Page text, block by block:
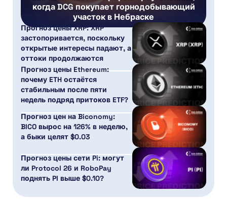
когда DCG покупает горнодобывающий
участок в Небраске
Прогноз цены XRP: XRP
застопоривается, поскольку
открытые интересы падают, а
оттоки продолжаются
Прогноз цены Ethereum:
почему ETH остаётся
стабильным после пяти
недель подряд притоков ETF?
Прогноз цен на Biconomy:
BICO вырос на 126% в неделю,
а быки целят $0.03
Прогноз цены сети Pi: могут
ли Protocol 26 и RoboPay
поднять PI выше $0.10?